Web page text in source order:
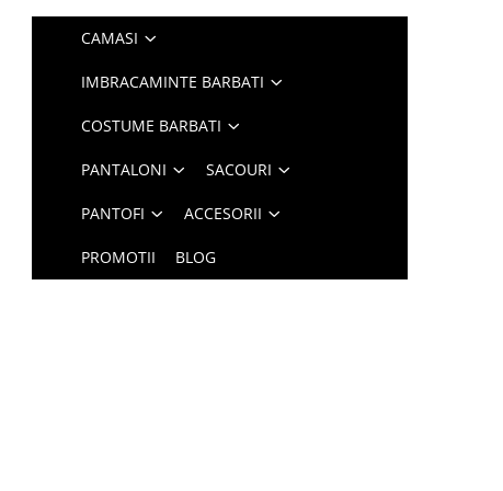
CAMASI
IMBRACAMINTE BARBATI
COSTUME BARBATI
PANTALONI SACOURI
PANTOFI ACCESORII
PROMOTII BLOG